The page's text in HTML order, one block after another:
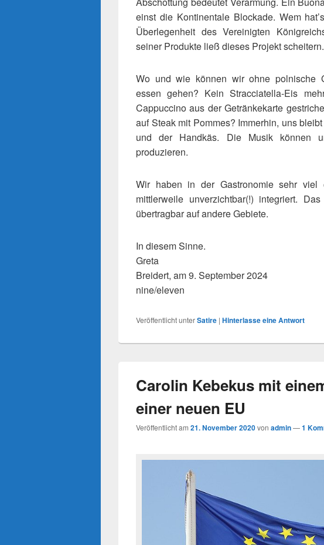
einst die Kontinentale Blockade. Wem
Überlegenheit des Vereinigten
seiner Produkte ließ dieses Projekt scheitern.
Wo und wie können wir ohne polnische
essen gehen? Kein Stracciatella-Eis
Cappuccino aus der Getränkekarte
auf Steak mit Pommes? Immerhin, uns
und der Handkäs. Die Musik können
produzieren.
Wir haben in der Gastronomie sehr viel
mittlerweile unverzichtbar(!) integriert.
übertragbar auf andere Gebiete.
In diesem Sinne.
Greta
Breidert, am 9. September 2024
nine/eleven
Veröffentlicht unterSatire | Hinterlasse eine Antwort
Carolin Kebekus mit
einer neuen EU
Veröffentlicht am 21. November 2020von admin—1